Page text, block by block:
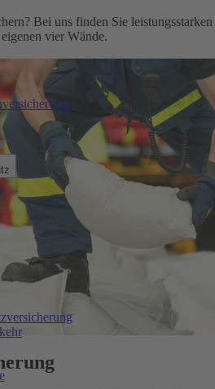
Bei uns finden Sie leistungsstarken
vier Wände.